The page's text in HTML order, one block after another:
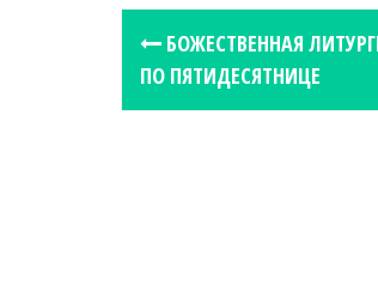
s
БОЖЕСТВЕННАЯ
ПО ПЯТИДЕСЯТНИЦЕ